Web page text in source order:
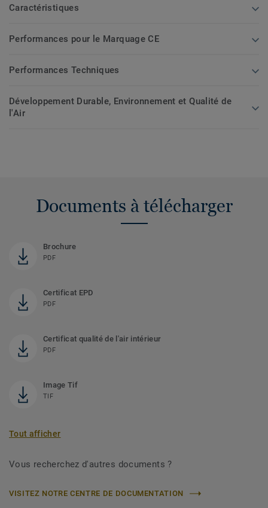
Caractéristiques
Performances pour le Marquage CE
Performances Techniques
Développement Durable, Environnement et Qualité de
l'Air
Documents à télécharger
Brochure
PDF
Certificat EPD
PDF
Certificat qualité de l'air intérieur
PDF
Image Tif
TIF
Tout afficher
Vous recherchez d'autres documents ?
VISITEZ NOTRE CENTRE DE DOCUMENTATION